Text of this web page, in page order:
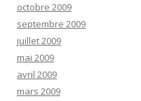
octobre 2009
septembre 2009
juillet 2009
mai 2009
avril 2009
mars 2009